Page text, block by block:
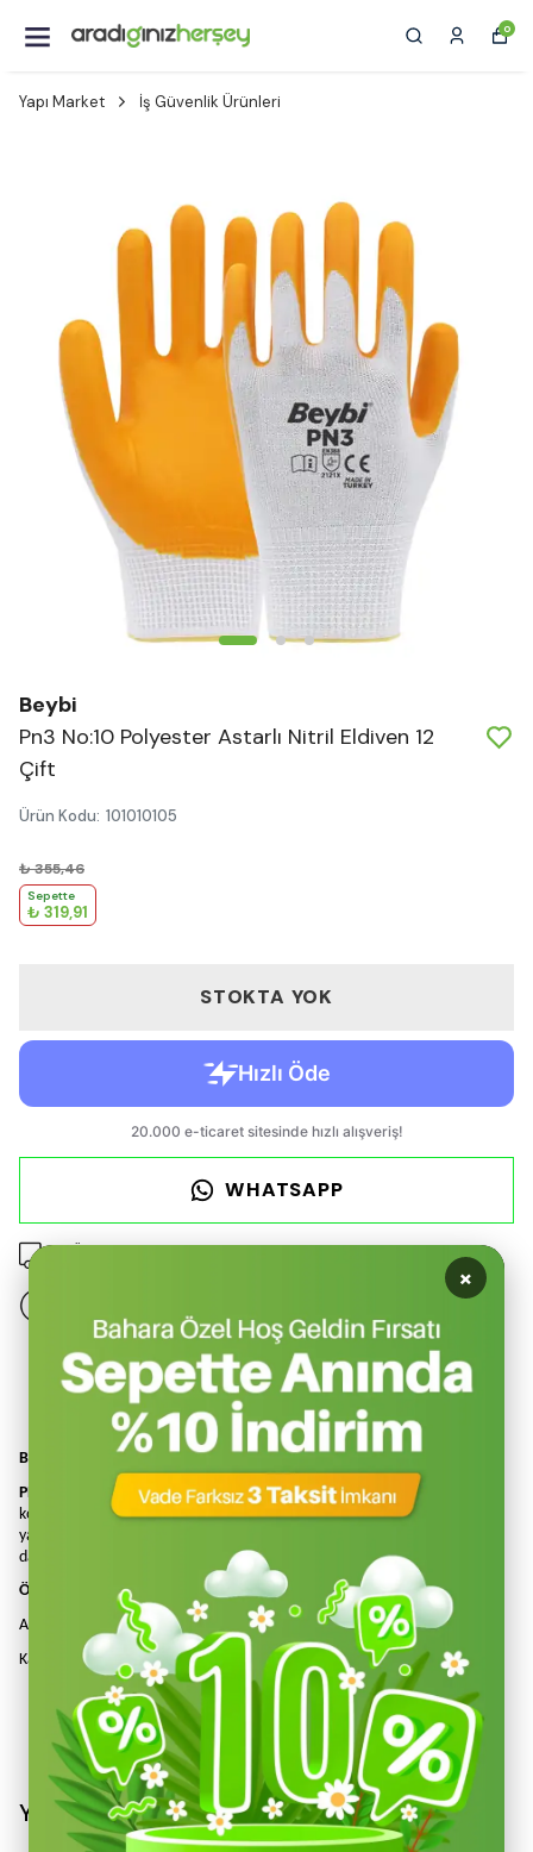
0
Yapı Market İş Güvenlik Ürünleri
Beybi
Pn3 No:10 Polyester Astarlı Nitril Eldiven 12
Çift
Ürün Kodu: 101010105
₺ 355,46
Sepette
₺ 319,91
STOKTA YOK
WHATSAPP
Ücretsiz Kargo Kampanyası
Ürün Açıklaması
Beybi PN3 Nitril Kaplı Polyester Eldiven
PN3
eldivenler ekstra ince ve hafif olması sayesinde üstün el becerisi ve
konfor sağlar. Polyester örgü yapısı elinizin hava almasını sağlar, terletme
yapmaz. Esnek konç yapısı bileğinize tam uyum sağlar. Aşınmaya karşı
dayanıklıdır. Gıda İle temasa uygundur.
Özellikler
Astar; Polyester İplik 15g
Kaplama Malzemesi ve Şekli; Nitril 1/2 Kaplama
Devamını Göster
Yorumlar
×